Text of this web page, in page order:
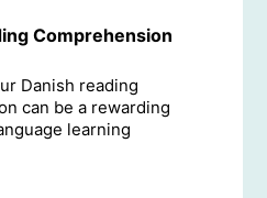
Comprehension
Danish reading
can be a rewarding
learning